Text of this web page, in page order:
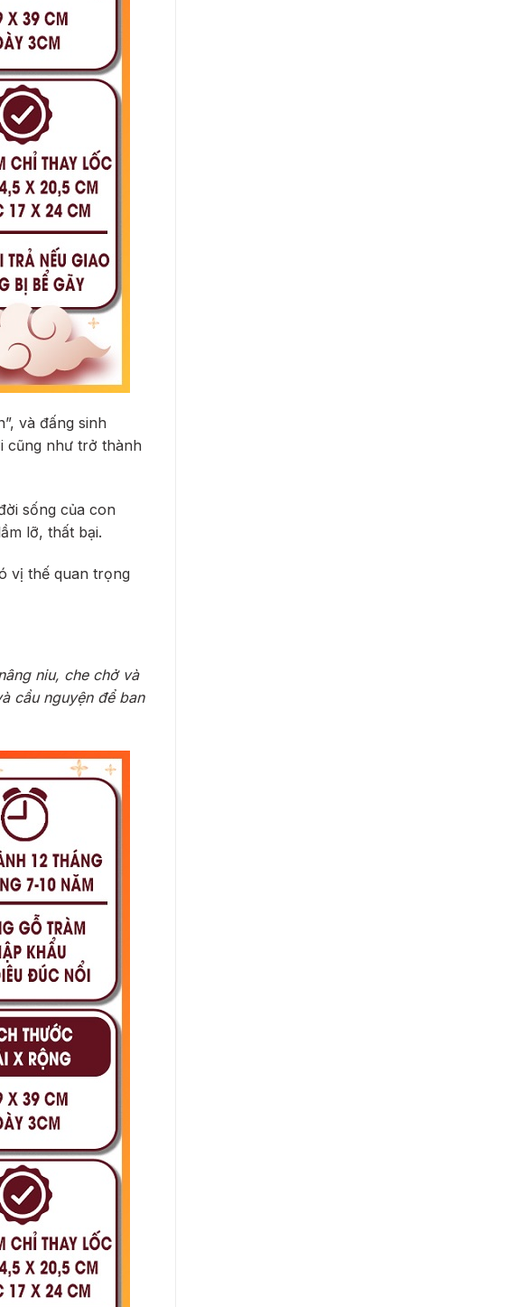
và đấng sinh
cũng như trở thành
sống của con
lỡ, thất bại.
vị thế quan trọng
niu, che chở và
cầu nguyện để ban